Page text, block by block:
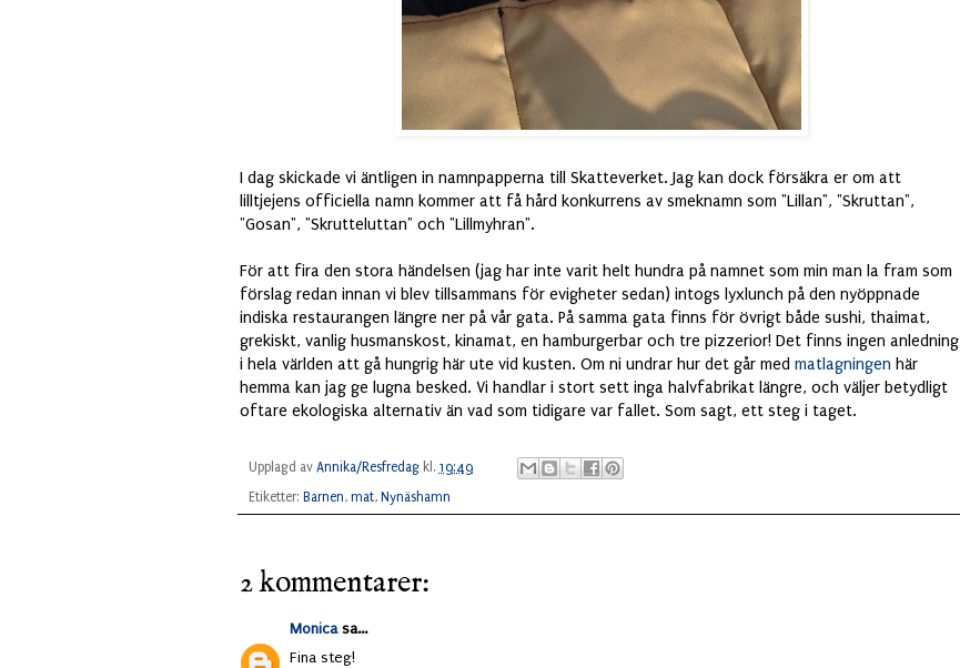
I dag skickade vi äntligen in namnpapperna till Skatteverket. Jag kan dock försäkra er om att
lilltjejens officiella namn kommer att få hård konkurrens av smeknamn som "Lillan", "Skruttan",
"Gosan", "Skrutteluttan" och "Lillmyhran".
För att fira den stora händelsen (jag har inte varit helt hundra på namnet som min man la fram som
förslag redan innan vi blev tillsammans för evigheter sedan) intogs lyxlunch på den nyöppnade
indiska restaurangen längre ner på vår gata. På samma gata finns för övrigt både sushi, thaimat,
grekiskt, vanlig husmanskost, kinamat, en hamburgerbar och tre pizzerior! Det finns ingen anledning
i hela världen att gå hungrig här ute vid kusten. Om ni undrar hur det går med matlagningen här
hemma kan jag ge lugna besked. Vi handlar i stort sett inga halvfabrikat längre, och väljer betydligt
oftare ekologiska alternativ än vad som tidigare var fallet. Som sagt, ett steg i taget.
Upplagd av Annika/Resfredag kl. 19:49
Etiketter: Barnen, mat, Nynäshamn
2 kommentarer:
Monicasa...
Fina steg!